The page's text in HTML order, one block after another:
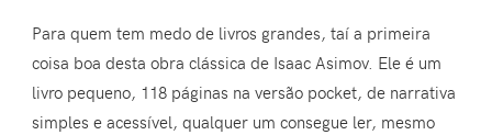
Para quem tem medo de livros grandes, taí a primeira
coisa boa desta obra clássica de Isaac Asimov. Ele é um
livro pequeno, 118 páginas na versão pocket, de narrativa
simples e acessível, qualquer um consegue ler, mesmo